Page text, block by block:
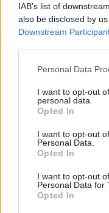
IAB’s list of
also be disclosed by
Downstream
Please note that this
not limited to your visit
grant or deny consent
use your data for
consent section.
Personal Data
I want to opt-out
personal data.
Opted In
I want to opt-out
Personal Data.
Opted In
I want to opt-out
Personal Data for
Opted In
LEGFRISSEBB